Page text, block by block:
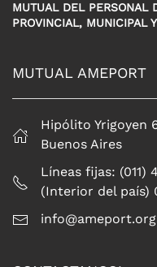
MUTUAL DEL PERSONAL
PROVINCIAL, MUNICIPAL
MUTUAL AMEPORT
Hipólito Yrigoyen
Buenos Aires
Líneas fijas: (011)
(Interior del país)